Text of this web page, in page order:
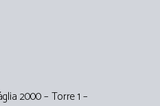
2000 – Torre 1 –